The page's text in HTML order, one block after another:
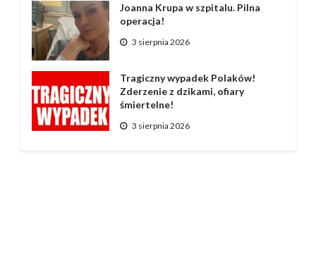
Joanna Krupa w szpitalu. Pilna
operacja!
3 sierpnia 2026
Tragiczny wypadek Polaków!
Zderzenie z dzikami, ofiary
śmiertelne!
3 sierpnia 2026